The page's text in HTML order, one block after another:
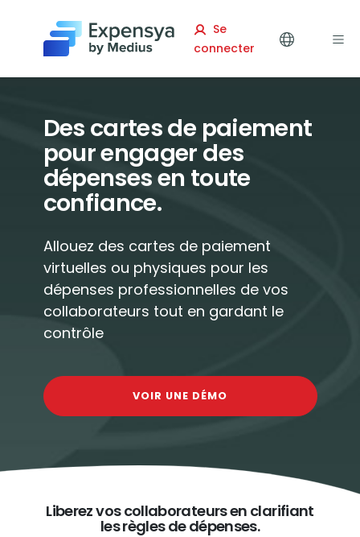
Expensya
Se
connecter
Des cartes de paiement
pour engager des
dépenses en toute
confiance.
Allouez des cartes de paiement
virtuelles ou physiques pour les
dépenses professionnelles de vos
collaborateurs tout en gardant le
contrôle
VOIR UNE DÉMO
Liberez vos collaborateurs en clarifiant
les règles de dépenses.